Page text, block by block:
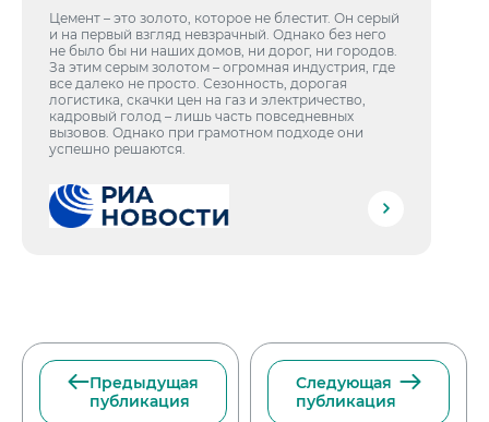
Цемент – это золото, которое не блестит. Он серый
и на первый взгляд невзрачный. Однако без него
не было бы ни наших домов, ни дорог, ни городов.
За этим серым золотом – огромная индустрия, где
все далеко не просто. Сезонность, дорогая
логистика, скачки цен на газ и электричество,
кадровый голод – лишь часть повседневных
вызовов. Однако при грамотном подходе они
успешно решаются.
Предыдущая
публикация
Следующая
публикация